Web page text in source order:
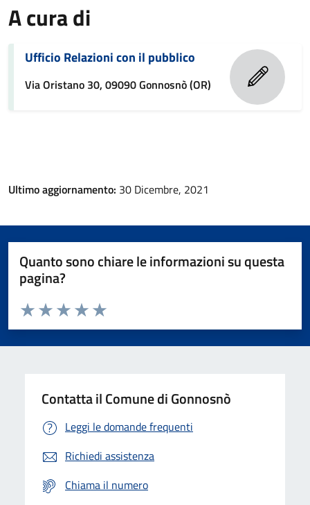
A cura di
Ufficio Relazioni con il pubblico
Via Oristano 30, 09090 Gonnosnò (OR)
Ultimo aggiornamento: 30 Dicembre, 2021
Quanto sono chiare le informazioni su questa
pagina?
Valuta da 1 a 5 stelle la pagina
Valuta 5 stelle su 5
Valuta 4 stelle su 5
Valuta 3 stelle su 5
Valuta 2 stelle su 5
Valuta 1 stelle su 5
Contatta il Comune di Gonnosnò
Leggi le domande frequenti
Richiedi assistenza
Chiama il numero